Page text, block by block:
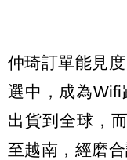
仲琦訂單能見
選中，成為Wifi
出貨到全球，
至越南，經磨